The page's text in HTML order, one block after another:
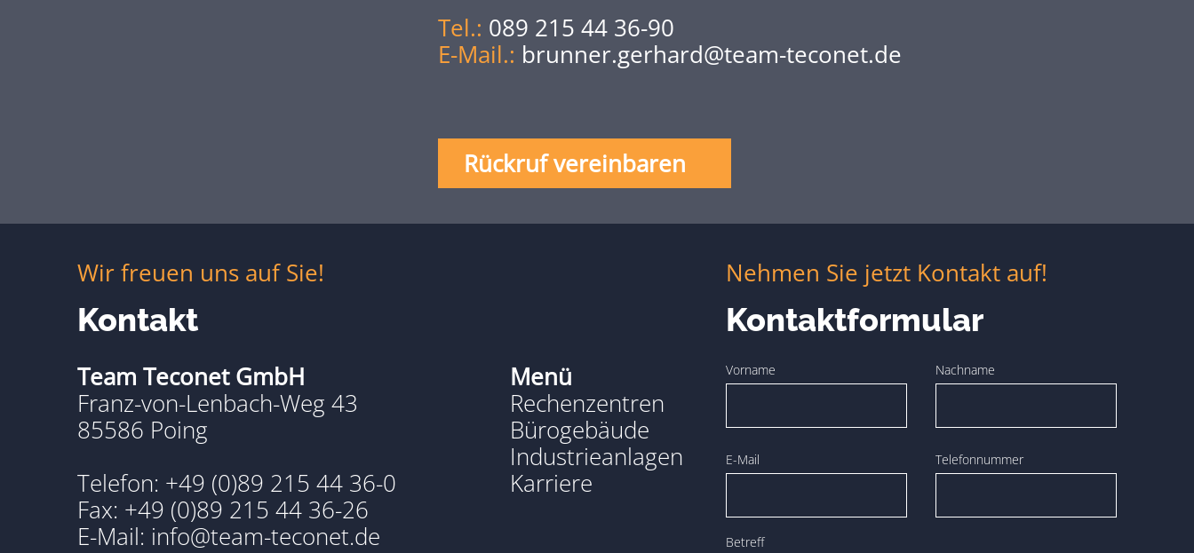
Tel.: 089 215 44 36-90
E-Mail.: brunner.gerhard@team-teconet.de
Rückruf vereinbaren
Wir freuen uns auf Sie!
Kontakt
Nehmen Sie jetzt Kontakt auf!
Kontaktformular
Team Teconet GmbH
Franz-von-Lenbach-Weg 43
85586 Poing
Telefon: +49 (0)89 215 44 36-0
Fax: +49 (0)89 215 44 36-26
E-Mail: info@team-teconet.de
Menü
Rechenzentren
Bürogebäude
Industrieanlagen
Karriere
Vorname Nachname
E-Mail Telefonnummer
Betreff